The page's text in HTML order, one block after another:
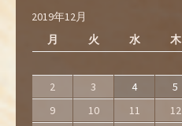
2019年12月
月
火 水 木
2
3 4 5
9
10 11 12